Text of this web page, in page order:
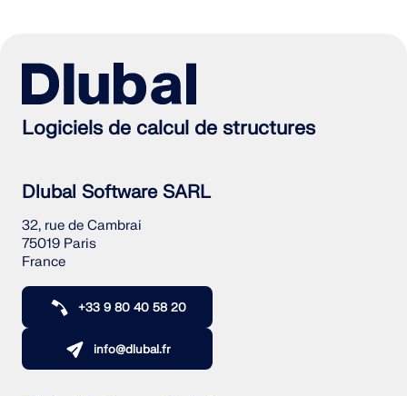
Logiciels de calcul de structures
Dlubal Software SARL
32, rue de Cambrai
75019 Paris
France
+33 9 80 40 58 20
info@dlubal.fr